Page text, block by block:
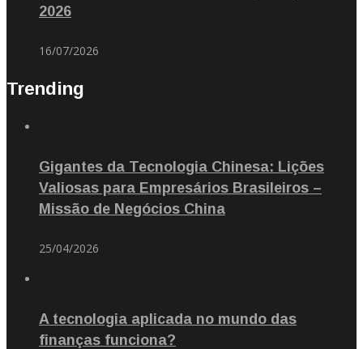
2026
16/07/2026
Trending
Gigantes da Tecnologia Chinesa: Lições
Valiosas para Empresários Brasileiros –
Missão de Negócios China
25/04/2026
A tecnologia aplicada no mundo das
finanças funciona?